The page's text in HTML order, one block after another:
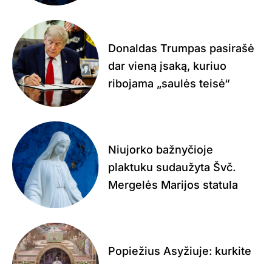
Donaldas Trumpas pasirašė
dar vieną įsaką, kuriuo
ribojama „saulės teisė“
Niujorko bažnyčioje
plaktuku sudaužyta Švč.
Mergelės Marijos statula
Popiežius Asyžiuje: kurkite